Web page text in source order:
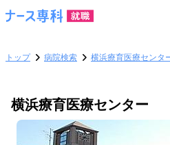
トップ 病院検索 横浜療育医療センタ
横浜療育医療センター